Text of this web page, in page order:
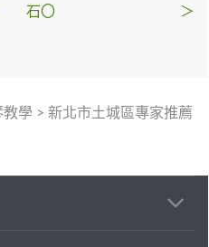
石〇 ＞
教學 > 新北市土城區專家推薦